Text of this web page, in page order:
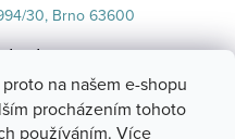
proto na našem e-shopu
procházením tohoto
používáním. Více
30, Brno 63600